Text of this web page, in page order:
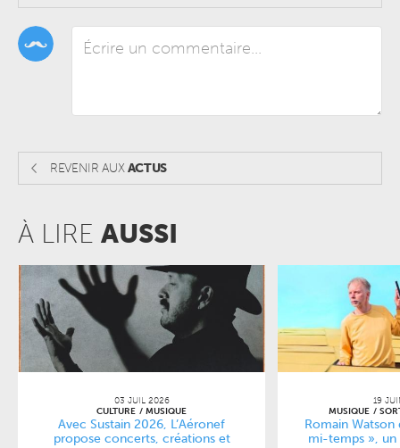
REVENIR AUXACTUS
À LIRE AUSSI
03 JUIL 2026
CULTURE
MUSIQUE
Avec Sustain 2026, L’Aéronef
propose concerts, créations et
19
MUSIQUE
Romain
mi-temps », un